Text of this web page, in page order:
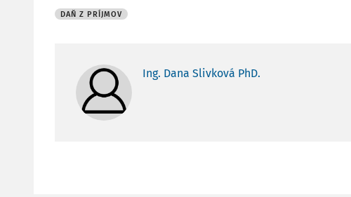
DAŇ Z PRÍJMOV
Ing. Dana Slivková PhD.